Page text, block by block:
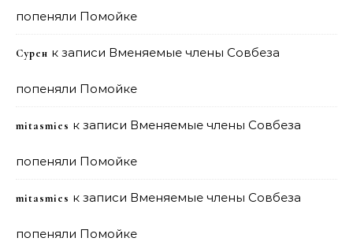
попеняли Помойке
Сурен к записи Вменяемые члены Совбеза
попеняли Помойке
mitasmies к записи Вменяемые члены Совбеза
попеняли Помойке
mitasmies к записи Вменяемые члены Совбеза
попеняли Помойке